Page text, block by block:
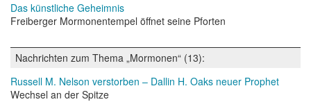
Das künstliche Geheimnis
Freiberger Mormonentempel öffnet seine Pforten
Nachrichten zum Thema „Mormonen“ (13):
Russell M. Nelson verstorben – Dallin H. Oaks neuer Prophet
Wechsel an der Spitze